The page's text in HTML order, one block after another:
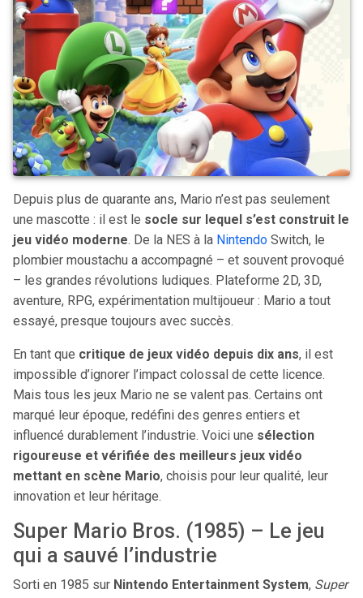
Depuis plus de quarante ans, Mario n’est pas seulement
une mascotte : il est le socle sur lequel s’est construit le
jeu vidéo moderne. De la NES à la Nintendo Switch, le
plombier moustachu a accompagné – et souvent provoqué
– les grandes révolutions ludiques. Plateforme 2D, 3D,
aventure, RPG, expérimentation multijoueur : Mario a tout
essayé, presque toujours avec succès.
En tant que critique de jeux vidéo depuis dix ans, il est
impossible d’ignorer l’impact colossal de cette licence.
Mais tous les jeux Mario ne se valent pas. Certains ont
marqué leur époque, redéfini des genres entiers et
influencé durablement l’industrie. Voici une sélection
rigoureuse et vérifiée des meilleurs jeux vidéo
mettant en scène Mario, choisis pour leur qualité, leur
innovation et leur héritage.
Super Mario Bros. (1985) – Le jeu
qui a sauvé l’industrie
Sorti en 1985 sur Nintendo Entertainment System, Super